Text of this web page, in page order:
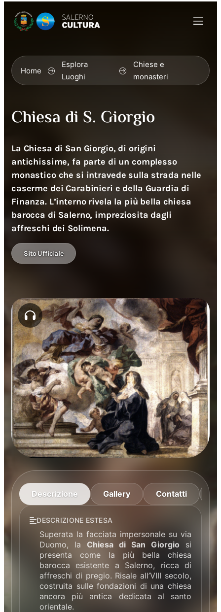
Home
Esplora
Luoghi
Chiese e
monasteri
Chiesa di S. Giorgio
La Chiesa di San Giorgio, di origini
antichissime, fa parte di un complesso
monastico che si intravede sulla strada nelle
caserme dei Carabinieri e della Guardia di
Finanza. L’interno rivela la più bella chiesa
barocca di Salerno, impreziosita dagli
affreschi dei Solimena.
Sito Ufficiale
Descrizione Gallery Contatti
DESCRIZIONE ESTESA
Superata la facciata impersonale su via
Duomo, la Chiesa di San Giorgio si
presenta come la più bella chiesa
barocca esistente a Salerno, ricca di
affreschi di pregio. Risale all’VIII secolo,
costruita sulle fondazioni di una chiesa
ancora più antica dedicata al santo
orientale.